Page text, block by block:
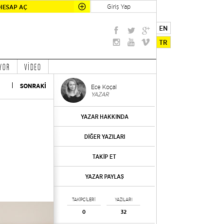
AÇ Giriş Yap
EN
TR
VİDEO
SONRAKİ Ece Koçal
YAZAR
YAZAR HAKKINDA
DİĞER YAZILARI
TAKİP ET
YAZAR PAYLAŞ
TAKİPÇİLERİ
0
YAZILARI
32